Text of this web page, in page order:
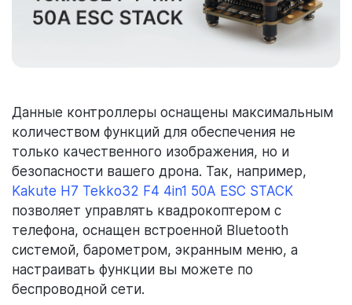
Данные контроллеры оснащены максимальным
количеством функций для обеспечения не
только качественного изображения, но и
безопасности вашего дрона. Так, например,
Kakute H7 Tekko32 F4 4in1 50A ESC STACK
позволяет управлять квадрокоптером с
телефона, оснащен встроенной Bluetooth
системой, барометром, экранным меню, а
настраивать функции вы можете по
беспроводной сети.